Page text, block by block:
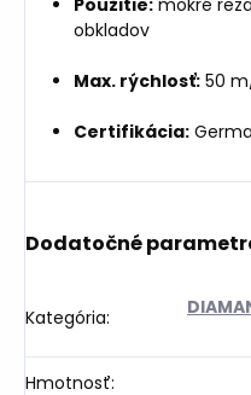
Použitie: mokré
obkladov
Max. rýchlosť: 50
Certifikácia:
Dodatočné
Kategória:
Hmotnosť: